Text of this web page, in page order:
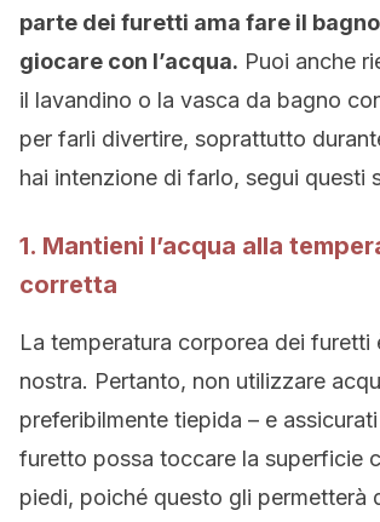
parte dei furetti ama fare il
giocare con l’acqua. Puoi anche
il lavandino o la vasca da bagno
per farli divertire, soprattutto
hai intenzione di farlo, segui questi
1. Mantieni l’acqua alla
corretta
La temperatura corporea dei furetti
nostra. Pertanto, non utilizzare
preferibilmente tiepida – e
furetto possa toccare la superficie
piedi, poiché questo gli permetterà